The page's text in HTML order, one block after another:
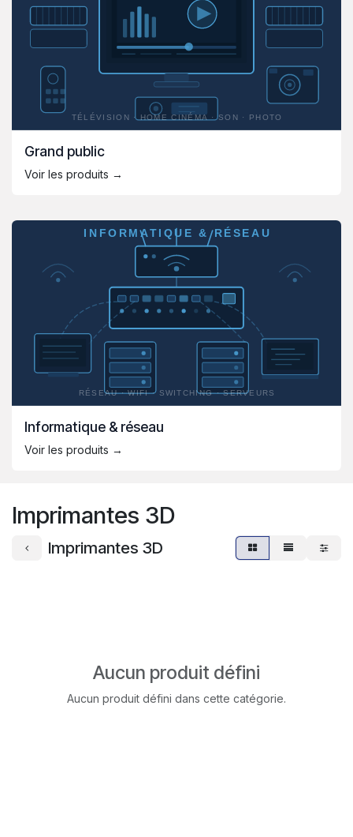
Grand public
Voir les produits →
Informatique & réseau
Voir les produits →
Imprimantes 3D
Imprimantes 3D
Aucun produit défini
Aucun produit défini dans cette catégorie.